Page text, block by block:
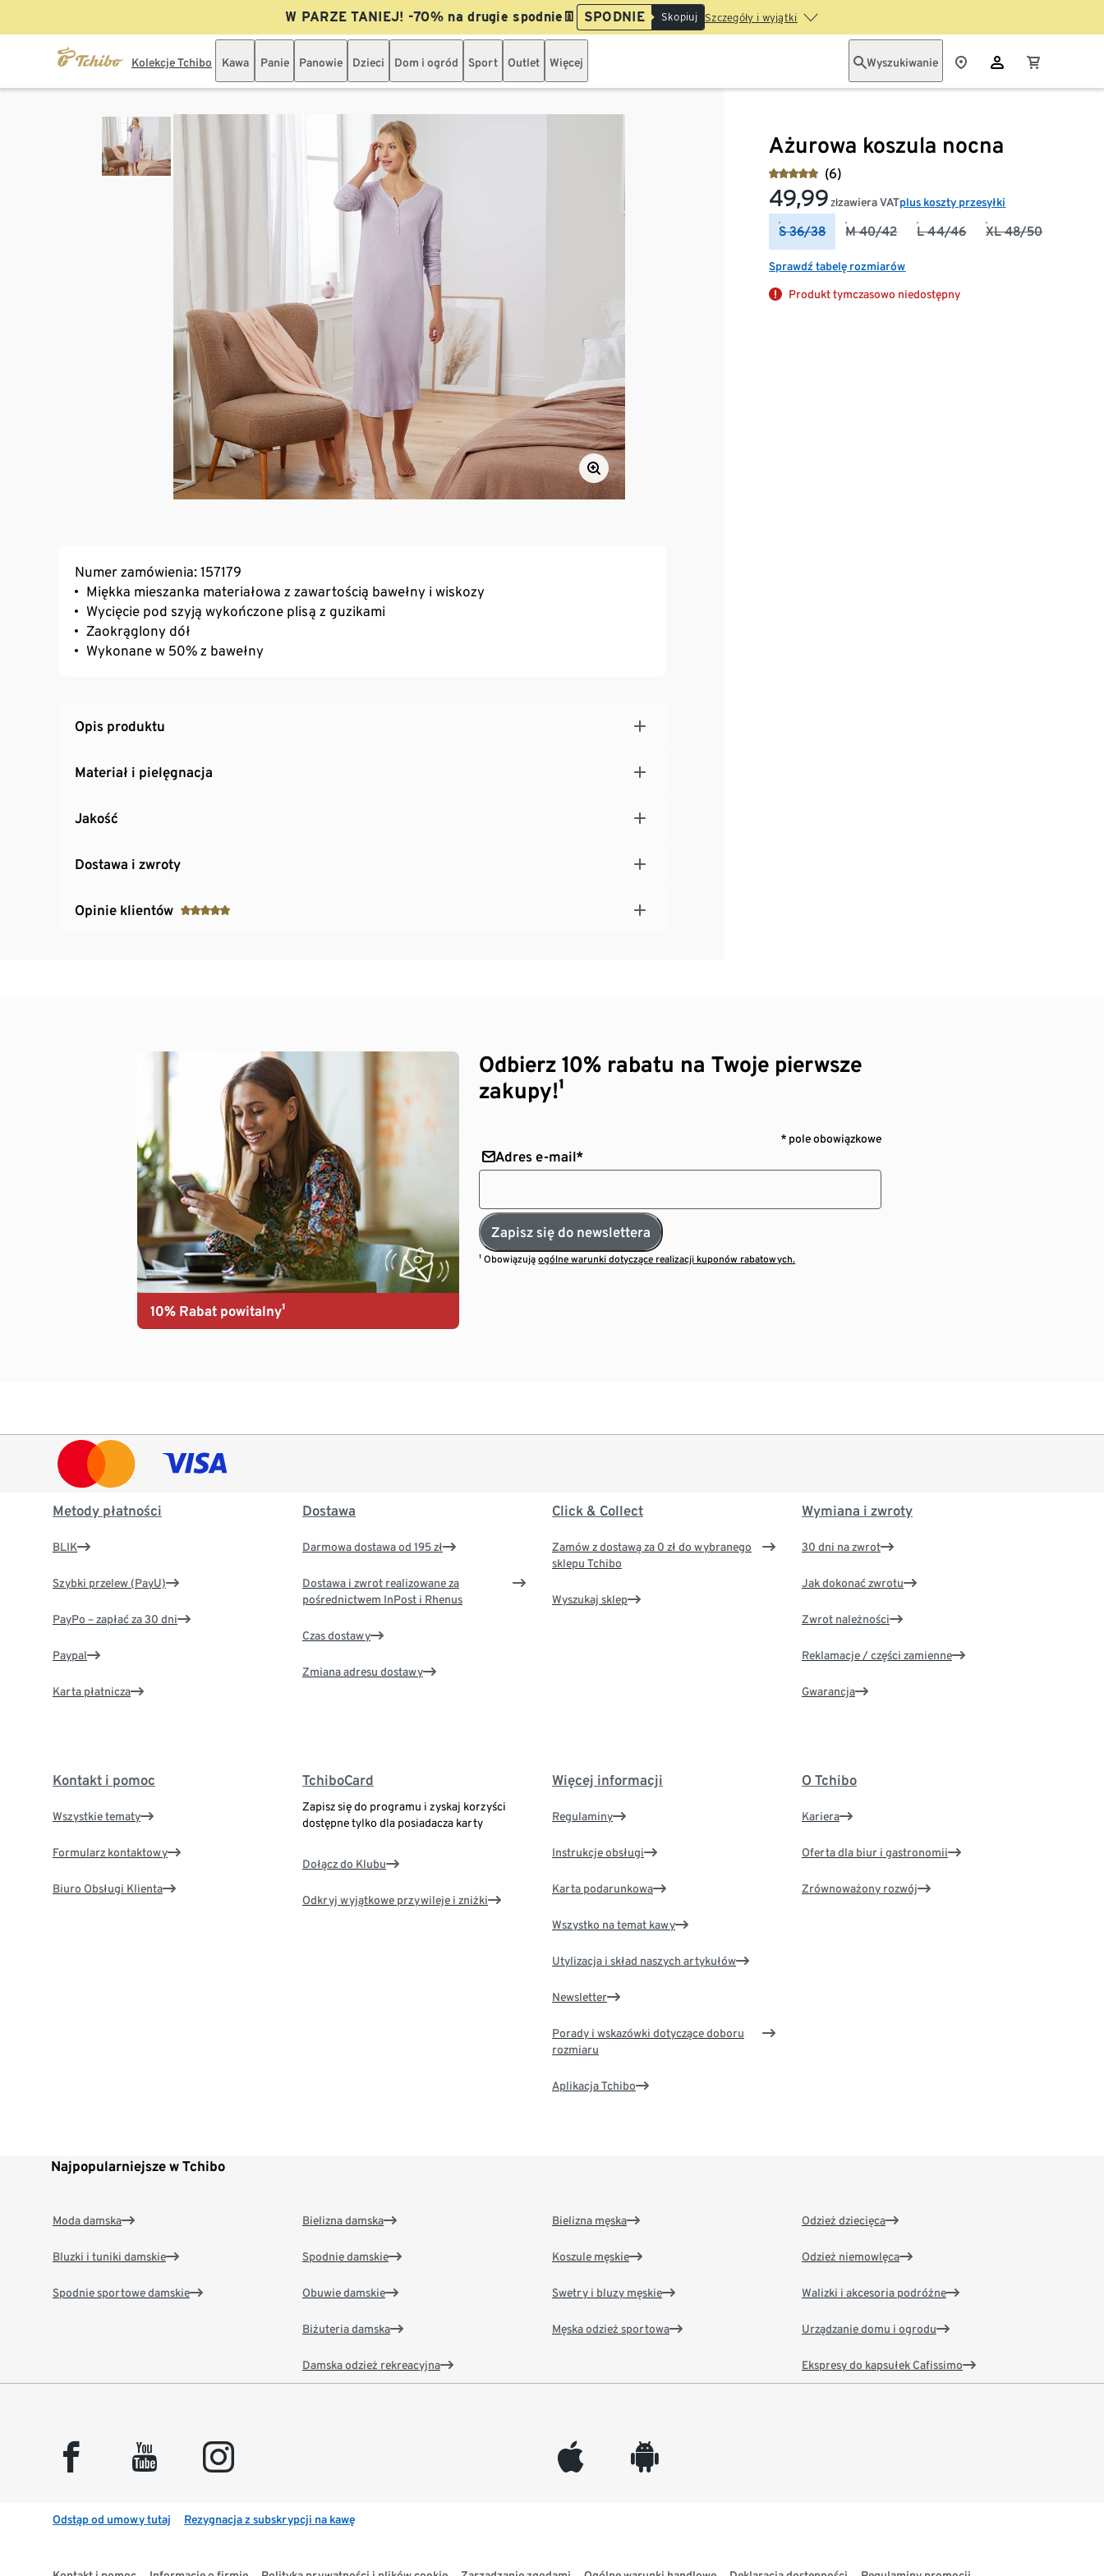
W PARZE TANIEJ! -70% na drugie spodnie👖 SPODNIE Skopiuj Szczegóły i wyjątki
Kolekcje Tchibo Kawa Panie Panowie Dzieci Dom i ogród Sport Outlet Więcej Wyszukiwanie
Ażurowa koszula nocna
(6)
49,99 złzawiera VATplus koszty przesyłki
S 36/38 M 40/42 L 44/46 XL 48/50
Sprawdź tabelę rozmiarów
Produkt tymczasowo niedostępny
Numer zamówienia: 157179
Miękka mieszanka materiałowa z zawartością bawełny i wiskozy
Wycięcie pod szyją wykończone plisą z guzikami
Zaokrąglony dół
Wykonane w 50% z bawełny
Opis produktu
Materiał i pielęgnacja
Jakość
Dostawa i zwroty
Opinie klientów
10% Rabat powitalny¹
Odbierz 10% rabatu na Twoje pierwsze
zakupy!¹
* pole obowiązkowe
Adres e-mail*
Zapisz się do newslettera
¹ Obowiązująogólne warunki dotyczące realizacji kuponów rabatowych.
Metody płatności
BLIK
Szybki przelew (PayU)
PayPo – zapłać za 30 dni
Paypal
Karta płatnicza
Dostawa
Darmowa dostawa od 195 zł
Dostawa i zwrot realizowane za
pośrednictwem InPost i Rhenus
Czas dostawy
Zmiana adresu dostawy
Click & Collect
Zamów z dostawą za 0 zł do wybranego
sklepu Tchibo
Wyszukaj sklep
Wymiana i zwroty
30 dni na zwrot
Jak dokonać zwrotu
Zwrot należności
Reklamacje / części zamienne
Gwarancja
Kontakt i pomoc
Wszystkie tematy
Formularz kontaktowy
Biuro Obsługi Klienta
TchiboCard
Zapisz się do programu i zyskaj korzyści
dostępne tylko dla posiadacza karty
Dołącz do Klubu
Odkryj wyjątkowe przywileje i zniżki
Więcej informacji
Regulaminy
Instrukcje obsługi
Karta podarunkowa
Wszystko na temat kawy
Utylizacja i skład naszych artykułów
Newsletter
Porady i wskazówki dotyczące doboru
rozmiaru
Aplikacja Tchibo
O Tchibo
Kariera
Oferta dla biur i gastronomii
Zrównoważony rozwój
Najpopularniejsze w Tchibo
Moda damska
Bluzki i tuniki damskie
Spodnie sportowe damskie
Bielizna damska
Spodnie damskie
Obuwie damskie
Biżuteria damska
Damska odzież rekreacyjna
Bielizna męska
Koszule męskie
Swetry i bluzy męskie
Męska odzież sportowa
Odzież dziecięca
Odzież niemowlęca
Walizki i akcesoria podróżne
Urządzanie domu i ogrodu
Ekspresy do kapsułek Cafissimo
facebook youtube instagram appleinc android
Odstąp od umowy tutaj Rezygnacja z subskrypcji na kawę